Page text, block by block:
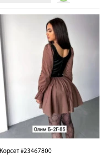
Корсет #23467800